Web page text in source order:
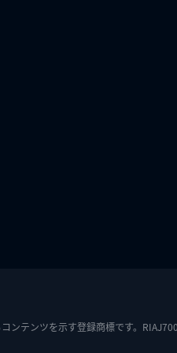
ンテンツを示す登録商標です。